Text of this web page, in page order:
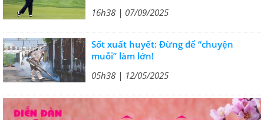
16h38 | 07/09/2025
Sốt xuất huyết: Đừng để “chuyện
muỗi” làm lớn!
05h38 | 12/05/2025